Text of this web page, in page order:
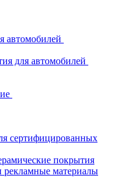
автомобилей
для автомобилей
сертифицированных
покрытия
материалы